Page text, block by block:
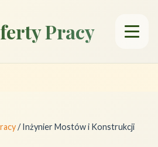
Pracy
/Inżynier Mostów i Konstrukcji